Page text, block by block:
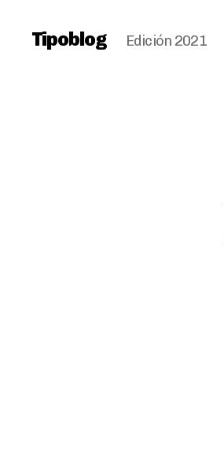
Tipoblog Edición 2021